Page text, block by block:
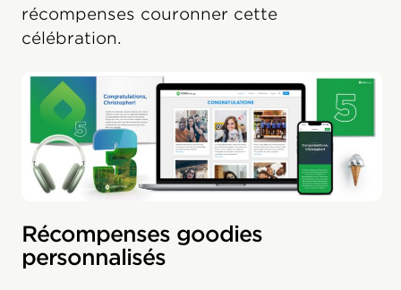
récompenses couronner cette
célébration.
Récompenses goodies
personnalisés